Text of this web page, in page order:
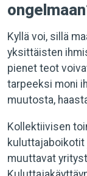
Kyllä voi, sillä
yksittäisten
pienet teot
tarpeeksi moni
muutosta,
Kollektiivisen
kuluttajaboikotit
muuttavat